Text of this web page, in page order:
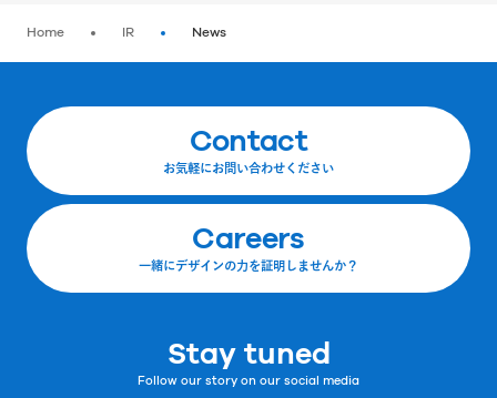
Home IR News
Contact
お気軽にお問い合わせください
Careers
一緒にデザインの力を証明しませんか？
Stay tuned
Follow our story on our social media